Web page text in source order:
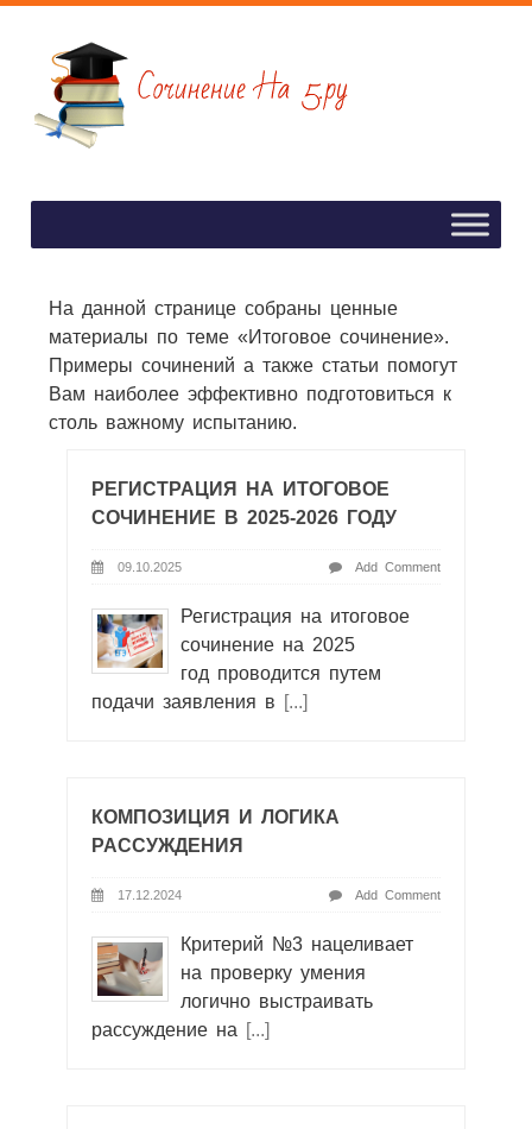
На данной странице собраны ценные
материалы по теме «Итоговое сочинение».
Примеры сочинений а также статьи помогут
Вам наиболее эффективно подготовиться к
столь важному испытанию.
РЕГИСТРАЦИЯ НА ИТОГОВОЕ
СОЧИНЕНИЕ В 2025-2026 ГОДУ
09.10.2025 Add Comment
Регистрация на итоговое
сочинение на 2025
год проводится путем
подачи заявления в [...]
КОМПОЗИЦИЯ И ЛОГИКА
РАССУЖДЕНИЯ
17.12.2024 Add Comment
Критерий №3 нацеливает
на проверку умения
логично выстраивать
рассуждение на [...]